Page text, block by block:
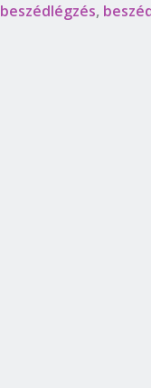
beszédlégzés,